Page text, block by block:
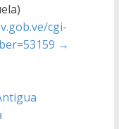
cgi-
→